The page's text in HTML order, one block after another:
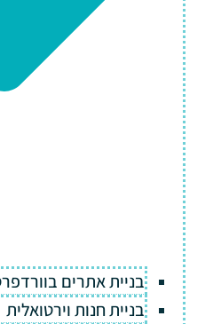
בניית אתרים בוורדפרס
בניית חנות וירטואלית